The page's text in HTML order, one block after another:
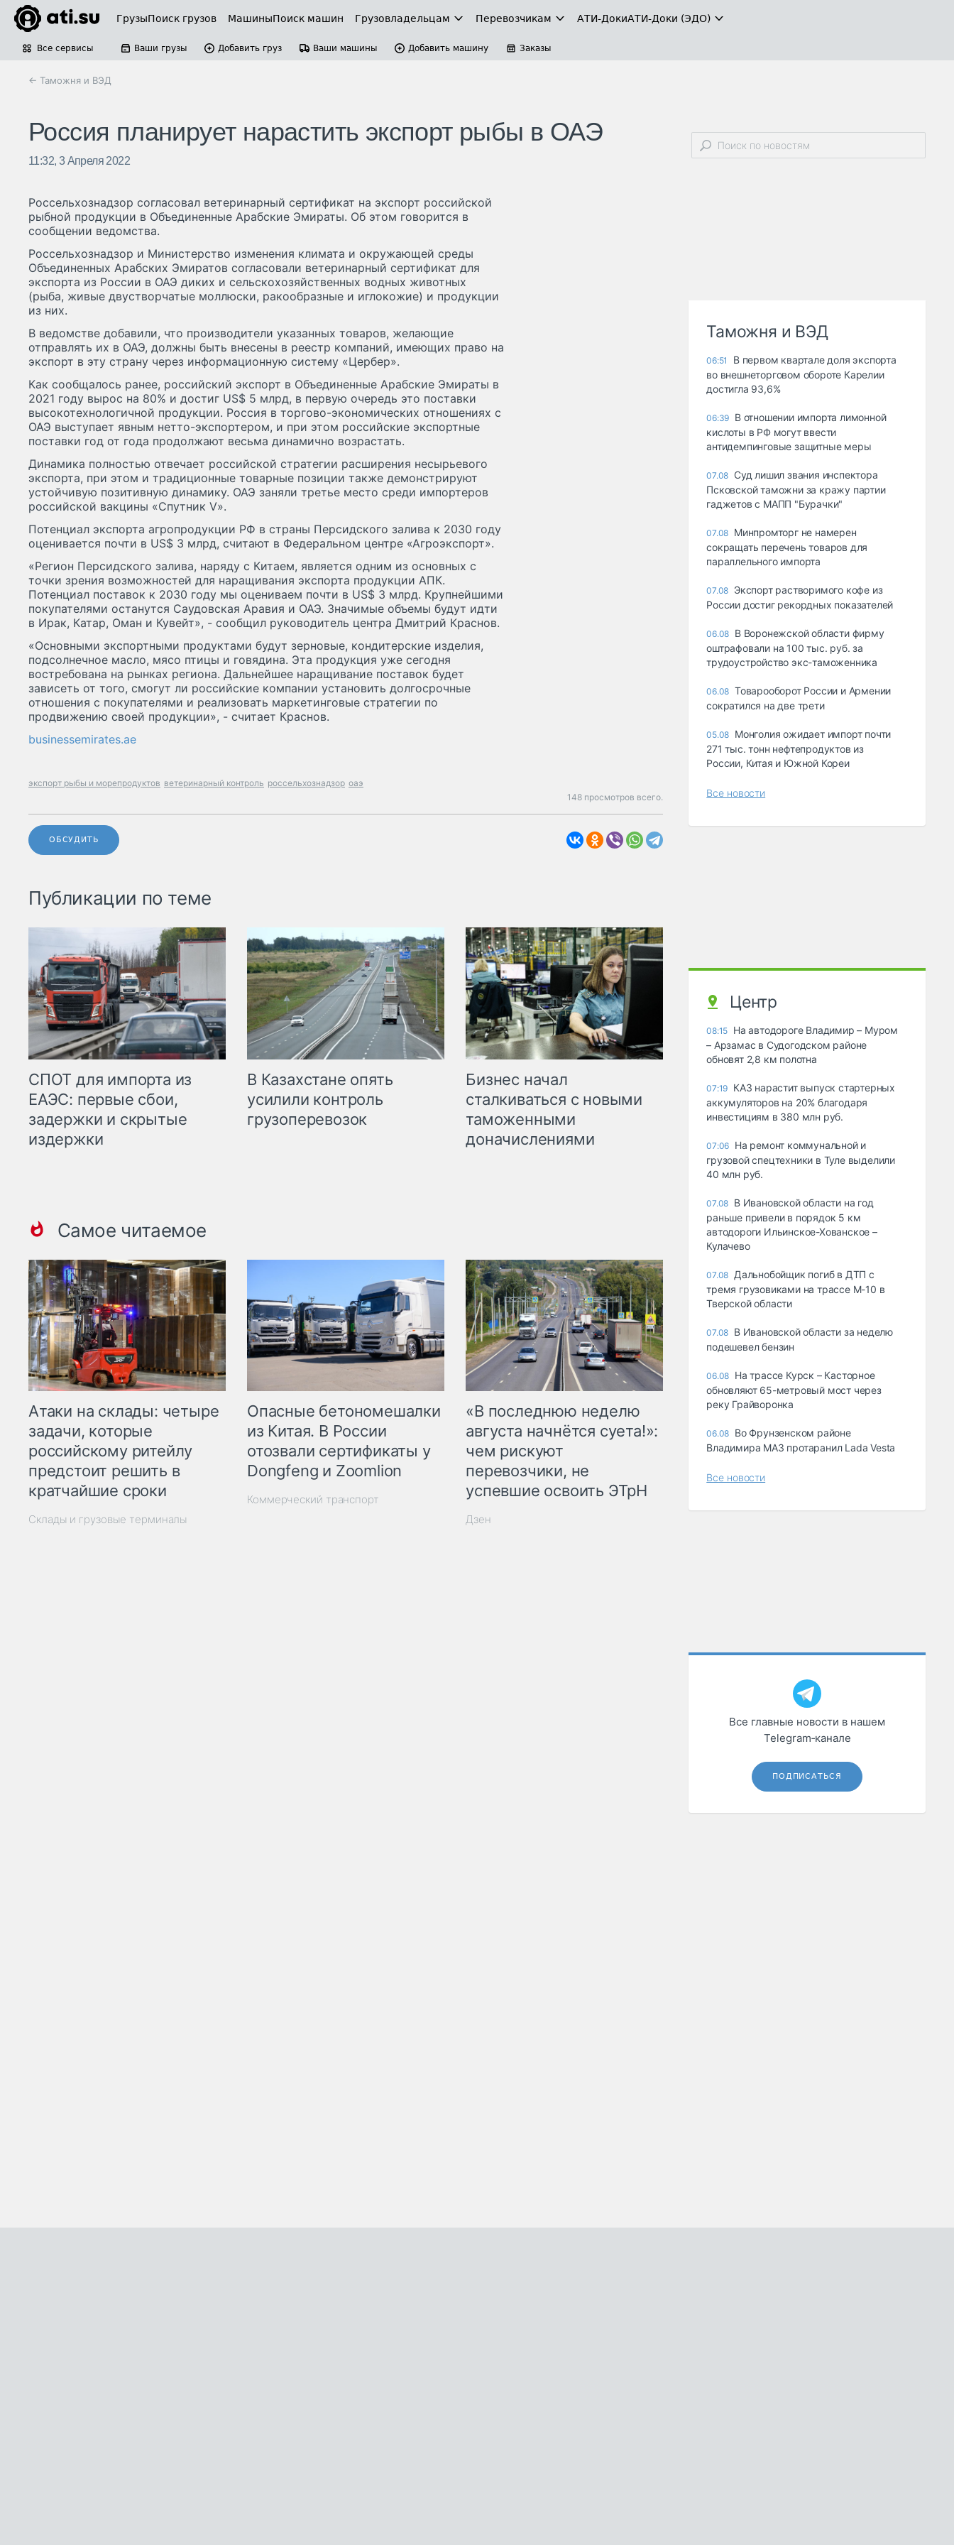
ГрузыПоиск грузов МашиныПоиск машин Грузовладельцам Перевозчикам АТИ-ДокиАТИ-Доки (ЭДО)
Все сервисы Ваши грузы Добавить груз Ваши машины Добавить машину Заказы
← Таможня и ВЭД
Россия планирует нарастить экспорт рыбы в ОАЭ
11:32, 3 Апреля 2022
Россельхознадзор согласовал ветеринарный сертификат на экспорт российской
рыбной продукции в Объединенные Арабские Эмираты. Об этом говорится в
сообщении ведомства.
Россельхознадзор и Министерство изменения климата и окружающей среды
Объединенных Арабских Эмиратов согласовали ветеринарный сертификат для
экспорта из России в ОАЭ диких и сельскохозяйственных водных животных
(рыба, живые двустворчатые моллюски, ракообразные и иглокожие) и продукции
из них.
В ведомстве добавили, что производители указанных товаров, желающие
отправлять их в ОАЭ, должны быть внесены в реестр компаний, имеющих право на
экспорт в эту страну через информационную систему «Цербер».
Как сообщалось ранее, российский экспорт в Объединенные Арабские Эмираты в
2021 году вырос на 80% и достиг US$ 5 млрд, в первую очередь это поставки
высокотехнологичной продукции. Россия в торгово-экономических отношениях с
ОАЭ выступает явным нетто-экспортером, и при этом российские экспортные
поставки год от года продолжают весьма динамично возрастать.
Динамика полностью отвечает российской стратегии расширения несырьевого
экспорта, при этом и традиционные товарные позиции также демонстрируют
устойчивую позитивную динамику. ОАЭ заняли третье место среди импортеров
российской вакцины «Спутник V».
Потенциал экспорта агропродукции РФ в страны Персидского залива к 2030 году
оценивается почти в US$ 3 млрд, считают в Федеральном центре «Агроэкспорт».
«Регион Персидского залива, наряду с Китаем, является одним из основных с
точки зрения возможностей для наращивания экспорта продукции АПК.
Потенциал поставок к 2030 году мы оцениваем почти в US$ 3 млрд. Крупнейшими
покупателями останутся Саудовская Аравия и ОАЭ. Значимые объемы будут идти
в Ирак, Катар, Оман и Кувейт», - сообщил руководитель центра Дмитрий Краснов.
«Основными экспортными продуктами будут зерновые, кондитерские изделия,
подсолнечное масло, мясо птицы и говядина. Эта продукция уже сегодня
востребована на рынках региона. Дальнейшее наращивание поставок будет
зависеть от того, смогут ли российские компании установить долгосрочные
отношения с покупателями и реализовать маркетинговые стратегии по
продвижению своей продукции», - считает Краснов.
businessemirates.ae
экспорт рыбы и морепродуктов ветеринарный контроль россельхознадзор оаэ
148 просмотров всего.
ОБСУДИТЬ
Публикации по теме
СПОТ для импорта из
ЕАЭС: первые сбои,
задержки и скрытые
издержки
В Казахстане опять
усилили контроль
грузоперевозок
Бизнес начал
сталкиваться с новыми
таможенными
доначислениями
Самое читаемое
Атаки на склады: четыре
задачи, которые
российскому ритейлу
предстоит решить в
кратчайшие сроки
Склады и грузовые терминалы
Опасные бетономешалки
из Китая. В России
отозвали сертификаты у
Dongfeng и Zoomlion
Коммерческий транспорт
«В последнюю неделю
августа начнётся суета!»:
чем рискуют
перевозчики, не
успевшие освоить ЭТрН
Дзен
Таможня и ВЭД
06:51
В первом квартале доля экспорта
во внешнеторговом обороте Карелии
достигла 93,6%
06:39 В отношении импорта лимонной
кислоты в РФ могут ввести
антидемпинговые защитные меры
07.08 Суд лишил звания инспектора
Псковской таможни за кражу партии
гаджетов с МАПП "Бурачки"
07.08 Минпромторг не намерен
сокращать перечень товаров для
параллельного импорта
07.08 Экспорт растворимого кофе из
России достиг рекордных показателей
06.08 В Воронежской области фирму
оштрафовали на 100 тыс. руб. за
трудоустройство экс-таможенника
06.08 Товарооборот России и Армении
сократился на две трети
05.08 Монголия ожидает импорт почти
271 тыс. тонн нефтепродуктов из
России, Китая и Южной Кореи
Все новости
Центр
08:15 На автодороге Владимир – Муром
– Арзамас в Судогодском районе
обновят 2,8 км полотна
07:19 КАЗ нарастит выпуск стартерных
аккумуляторов на 20% благодаря
инвестициям в 380 млн руб.
07:06 На ремонт коммунальной и
грузовой спецтехники в Туле выделили
40 млн руб.
07.08 В Ивановской области на год
раньше привели в порядок 5 км
автодороги Ильинское-Хованское –
Кулачево
07.08 Дальнобойщик погиб в ДТП с
тремя грузовиками на трассе М-10 в
Тверской области
07.08 В Ивановской области за неделю
подешевел бензин
06.08 На трассе Курск – Касторное
обновляют 65-метровый мост через
реку Грайворонка
06.08 Во Фрунзенском районе
Владимира МАЗ протаранил Lada Vesta
Все новости
Все главные новости в нашем
Telegram‑канале
ПОДПИСАТЬСЯ